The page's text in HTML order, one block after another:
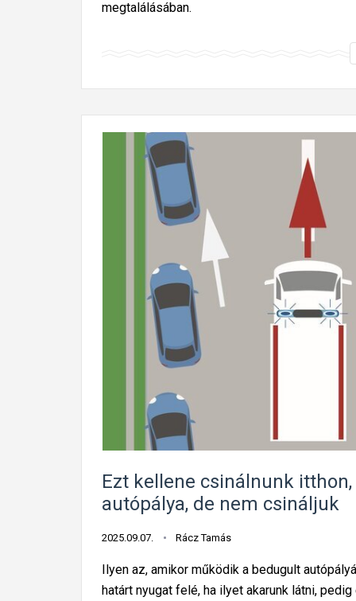
megtalálásában.
Ezt kellene csinálnunk
autópálya, de nem csináljuk
2025.09.07. Rácz Tamás
Ilyen az, amikor működik a bedugult
határt nyugat felé, ha ilyet akarunk látni,